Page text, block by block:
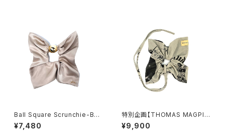
Ball Square Scrunchie-BEI
GE
¥7,480
特別企画【THOMAS MAGPIE
×YHAN. 】T-magpie British
Print square scrunchie-GR
¥9,900